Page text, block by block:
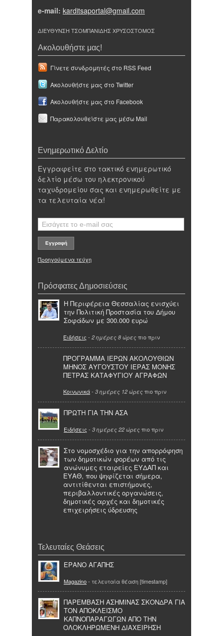
e-mail: karditsaportal@gmail.com
ΔΙΕΥΘΥΝΣΗ ΤΣΟΜΠΑΝΙΔΗΣ ΧΡΥΣΟΣΤΟΜΟΣ
Ακολουθήστε μας!
Γίνετε συνδρομητές στο RSS Feed
Ακολουθήστε μας στο Twitter
Ακολουθήστε μας στο Facebook
Παρακολουθείστε μας μέσω Mail
Ενημερωτικό Δελτίο
Εγγραφείτε στο τακτικό ενημερωτικό
δελτίο μέσω του ηλεκτρονικού
ταχυδρομείου σας και ενημερωθείτε με
τα τελευταία νέα!
Προηγούμενα τεύχη
Πρόσφατες Δημοσιεύσεις
Η Περιφέρεια Θεσσαλίας ενισχύει
την Πολιτική Προστασία του Δήμου
Σοφάδων με 300.000 ευρώ
Ειδήσεις - 2 ημέρες 8 ώρες πιο πριν
ΠΡΟΓΡΑΜΜΑ ΙΕΡΩΝ ΑΚΟΛΟΥΘΙΩΝ
ΜΗΝΟΣ ΑΥΓΟΥΣΤΟΥ ΙΕΡΑΣ ΜΟΝΗΣ
ΠΕΤΡΑΣ ΚΑΤΑΦΥΓΙΟΥ ΑΓΡΑΦΩΝ
Κοινωνικά- 3 ημέρες 12 ώρες πιο πριν
ΠΡΩΤΗ ΓΙΑ ΤΗΝ ΑΣΑ
Ειδήσεις - 3 ημέρες 22 ώρες πιο πριν
Στο νομοσχέδιο για την απορρόφηση
των δημοτικών φορέων από τις
ανώνυμες εταιρείες ΕΥΔΑΠ και
ΕΥΑΘ, που ψηφίζεται σήμερα,
αντιτίθενται επιστήμονες,
περιβαλλοντικές οργανώσεις,
δημοτικές αρχές και δημοτικές
επιχειρήσεις ύδρευσης
Τελευταίες Θεάσεις
ΕΡΑΝΟ ΑΓΑΠΗΣ
Magazino- τελευταία θέαση [timestamp]
ΠΑΡΕΜΒΑΣΗ ΑΣΗΜΙΝΑΣ ΣΚΟΝΔΡΑ ΓΙΑ
ΤΟΝ ΑΠΟΚΛΕΙΣΜΟ
ΚΑΠΝΟΠΑΡΑΓΩΓΩΝ ΑΠΟ ΤΗΝ
ΟΛΟΚΛΗΡΩΜΕΝΗ ΔΙΑΧΕΙΡΗΣΗ